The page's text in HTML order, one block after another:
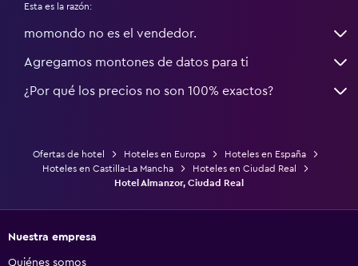
Esta es la razón:
momondo no es el vendedor.
Agregamos montones de datos para ti
¿Por qué los precios no son 100% exactos?
Ofertas de hotel Hoteles en Europa
Hoteles en España
Hoteles en Castilla-La Mancha
Hoteles en Ciudad Real
Hotel Almanzor, Ciudad Real
Nuestra empresa
Quiénes somos